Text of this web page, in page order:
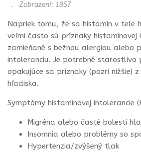
Zobrazení: 1857
Napriek tomu, že sa histamín v tele
veľmi často sú príznaky histamínovej
zamieňané s bežnou alergiou alebo
intoleranciu. Je potrebné starostlivo
opakujúce sa príznaky (pozri nižšie)
hľadiska.
Symptómy histamínovej intolerancie
Migréna alebo časté bolesti
Insomnia alebo problémy so
Hypertenzia/zvýšený tlak